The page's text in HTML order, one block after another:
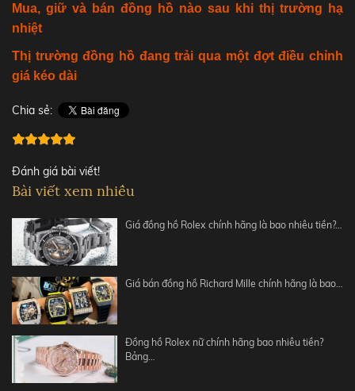
Mua, giữ và bán đồng hồ nào sau khi thị trường hạ
nhiệt
Thị trường đồng hồ đang trải qua một đợt điều chỉnh
giá kéo dài
Chia sẻ:
Đánh giá bài viết!
Bài viết xem nhiều
Giá đồng hồ Rolex chính hãng là bao nhiêu tiền?…
Giá bán đồng hồ Richard Mille chính hãng là bao…
Đồng hồ Rolex nữ chính hãng bao nhiêu tiền?
Bảng…